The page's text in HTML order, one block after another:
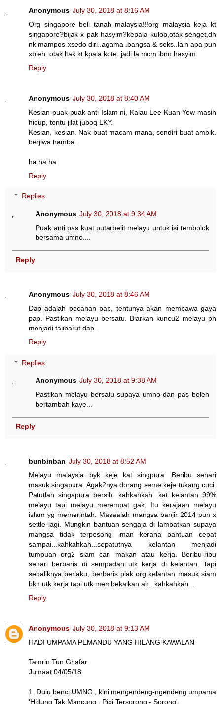
Anonymous July 30, 2018 at 8:16 AM
Org singapore beli tanah malaysia!!!org malaysia keja kt
singapore?bijak x pak hasyim?kepala kulop,otak senget,dh
nk mampos xsedo diri..agama ,bangsa & seks..lain apa pun
xbleh..otak ltak kt kpala kote..jadi la mcm ibnu hasyim
Reply
Anonymous July 30, 2018 at 8:40 AM
Kesian puak-puak anti Islam ni, Kalau Lee Kuan Yew masih
hidup, tentu jilat juboq LKY.
Kesian, kesian. Nak buat macam mana, sendiri buat ambik.
berjiwa hamba.
ha ha ha
Reply
Replies
Anonymous July 30, 2018 at 9:34 AM
Puak anti pas kuat putarbelit melayu untuk isi tembolok
bersama umno....
Reply
Anonymous July 30, 2018 at 8:46 AM
Dap adalah pecahan pap, tentunya akan membawa gaya
pap. Pastikan melayu bersatu. Biarkan kuncu2 melayu ph
menjadi talibarut dap.
Reply
Replies
Anonymous July 30, 2018 at 9:38 AM
Pastikan melayu bersatu supaya umno dan pas boleh
bertambah kaye...
Reply
bunbinban July 30, 2018 at 8:52 AM
Melayu malaysia byk keje kat singpura. Beribu sehari
masuk singapura. Agak2nya dorang seme keje tukang cuci.
Patutlah singapura bersih...kahkahkah...kat kelantan 99%
melayu tapi melayu merempat gak. Itu kerajaan melayu
islam yg memerintah. Masaalah mangsa banjir 2014 pun x
settle lagi. Mungkin bantuan sengaja di lambatkan supaya
mangsa tidak terpesong iman kerana bantuan cepat
sampai...kahkahkah...sepatutnya kelantan menjadi
tumpuan org2 siam cari makan atau kerja. Beribu-ribu
sehari berbaris di sempadan utk kerja di kelantan. Tapi
sebaliknya berlaku, berbaris plak org kelantan masuk siam
bkn utk kerja tapi utk membekalkan air...kahkahkah...
Reply
Anonymous July 30, 2018 at 9:13 AM
HADI UMPAMA PEMANDU YANG HILANG KAWALAN
Tamrin Tun Ghafar
Jumaat 04/05/18
1. Dulu benci UMNO , kini mengendeng-ngendeng umpama
'Hidung Tak Mancung , Pipi Tersorong - Sorong'.